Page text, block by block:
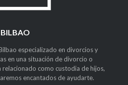
especializado en divorcios y
en una situación de divorcio o
como custodia de hijos,
encantados de ayudarte.